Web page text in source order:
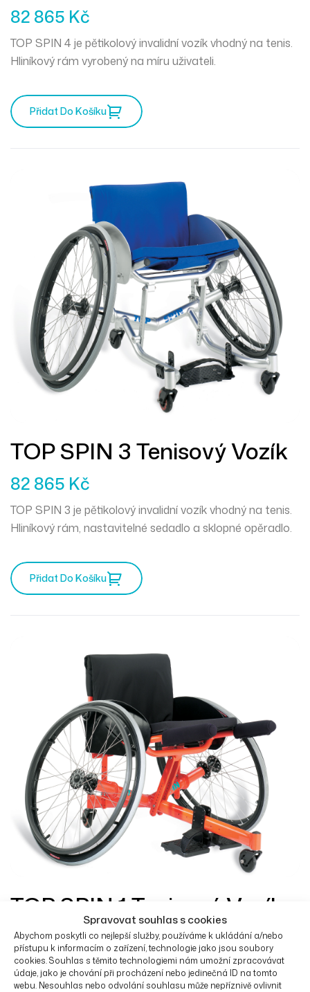
Spravovat souhlas s cookies
Abychom poskytli co nejlepší služby, používáme k ukládání a/nebo
přístupu k informacím o zařízení, technologie jako jsou soubory
cookies. Souhlas s těmito technologiemi nám umožní zpracovávat
údaje, jako je chování při procházení nebo jedinečná ID na tomto
webu. Nesouhlas nebo odvolání souhlasu může nepříznivě ovlivnit
82 865 Kč
TOP SPIN 4 je pětikolový invalidní vozík vhodný na tenis.
Hliníkový rám vyrobený na míru uživateli.
Přidat Do Košíku
TOP SPIN 3 Tenisový Vozík
82 865 Kč
TOP SPIN 3 je pětikolový invalidní vozík vhodný na tenis.
Hliníkový rám, nastavitelné sedadlo a sklopné opěradlo.
Přidat Do Košíku
TOP SPIN 1 Tenisový Vozík
81 637Kč
TOP SPIN 1 je čtyřkolový invalidní vozík vhodný na tenis.
Hliníkový rám, nastavitelné sedadlo a sklopné opěradlo.